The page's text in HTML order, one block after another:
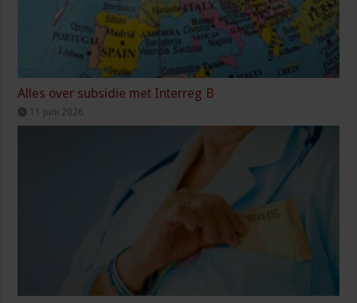
Alles over subsidie met Interreg B
11 juni 2026